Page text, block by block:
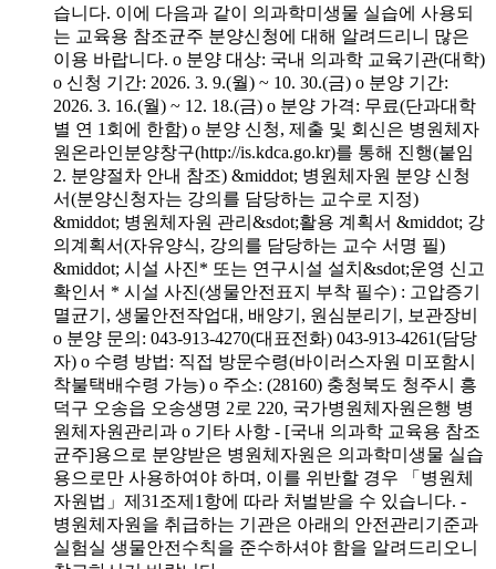
습니다. 이에 다음과 같이 의과학미생물 실습에 사용되
는 교육용 참조균주 분양신청에 대해 알려드리니 많은
이용 바랍니다. o 분양 대상: 국내 의과학 교육기관(대학)
o 신청 기간: 2026. 3. 9.(월) ~ 10. 30.(금) o 분양 기간:
2026. 3. 16.(월) ~ 12. 18.(금) o 분양 가격: 무료(단과대학
별 연 1회에 한함) o 분양 신청, 제출 및 회신은 병원체자
원온라인분양창구(http://is.kdca.go.kr)를 통해 진행(붙임
2. 분양절차 안내 참조) &middot; 병원체자원 분양 신청
서(분양신청자는 강의를 담당하는 교수로 지정)
&middot; 병원체자원 관리&sdot;활용 계획서 &middot; 강
의계획서(자유양식, 강의를 담당하는 교수 서명 필)
&middot; 시설 사진* 또는 연구시설 설치&sdot;운영 신고
확인서 * 시설 사진(생물안전표지 부착 필수) : 고압증기
멸균기, 생물안전작업대, 배양기, 원심분리기, 보관장비
o 분양 문의: 043-913-4270(대표전화) 043-913-4261(담당
자) o 수령 방법: 직접 방문수령(바이러스자원 미포함시
착불택배수령 가능) o 주소: (28160) 충청북도 청주시 흥
덕구 오송읍 오송생명 2로 220, 국가병원체자원은행 병
원체자원관리과 o 기타 사항 - [국내 의과학 교육용 참조
균주]용으로 분양받은 병원체자원은 의과학미생물 실습
용으로만 사용하여야 하며, 이를 위반할 경우 「병원체
자원법」제31조제1항에 따라 처벌받을 수 있습니다. -
병원체자원을 취급하는 기관은 아래의 안전관리기준과
실험실 생물안전수칙을 준수하셔야 함을 알려드리오니